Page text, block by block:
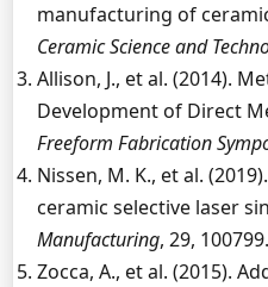
manufacturing of
Ceramic Science and
Allison, J., et al. (2014).
Development of Direct
Freeform Fabrication
Nissen, M. K., et al.
ceramic selective laser
Manufacturing, 29, 100799.
Zocca, A., et al. (2015).